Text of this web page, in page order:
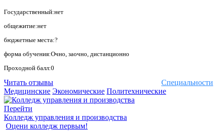
Государственный:нет
общежитие:нет
бюджетные места:?
форма обучения:Очно, заочно, дистанционно
Проходной балл:0
Специальности
Читать отзывы
Медицинские Экономические Политехнические
Перейти
Колледж управления и производства
Оцени колледж первым!